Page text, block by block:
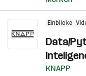
Einblicke
Data/
KNAPP